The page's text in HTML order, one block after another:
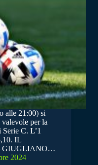
alle 21:00) si
per la
C. L’1
IL
GIUGLIANO…
2024